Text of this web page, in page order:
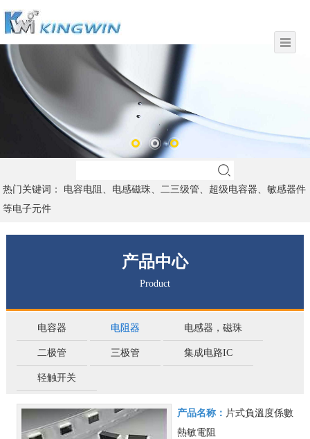
热门关键词： 电容电阻、电感磁珠、二三级管、超级电容器、敏感器件
等电子元件
产品中心
Product
电容器 电阻器 电感器，磁珠
二极管 三极管 集成电路IC
轻触开关
产品名称： 片式負溫度係數
熱敏電阻